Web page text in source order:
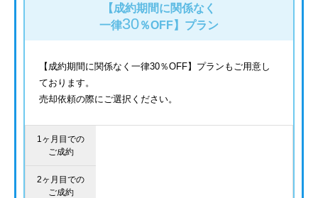
【成約期間に関係なく
一律30％OFF】 プラン
【成約期間に関係なく一律30％OFF】プランもご用意し
ております。
売却依頼の際にご選択ください。
1ヶ月目での
ご成約
2ヶ月目での
ご成約